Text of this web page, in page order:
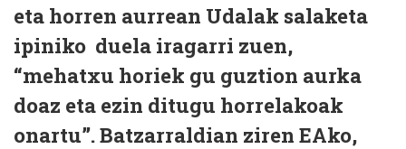
eta horren aurrean Udalak salaketa
ipiniko duela iragarri zuen,
“mehatxu horiek gu guztion aurka
doaz eta ezin ditugu horrelakoak
onartu”. Batzarraldian ziren EAko,